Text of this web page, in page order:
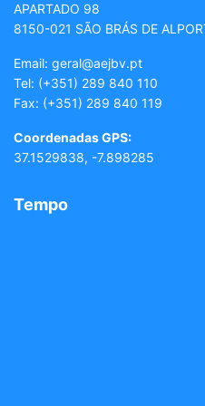
APARTADO 98
8150-021 SÃO BRÁS DE
Email: geral@aejbv.pt
Tel: (+351) 289 840 110
Fax: (+351) 289 840 119
Coordenadas GPS:
37.1529838, -7.898285
Tempo